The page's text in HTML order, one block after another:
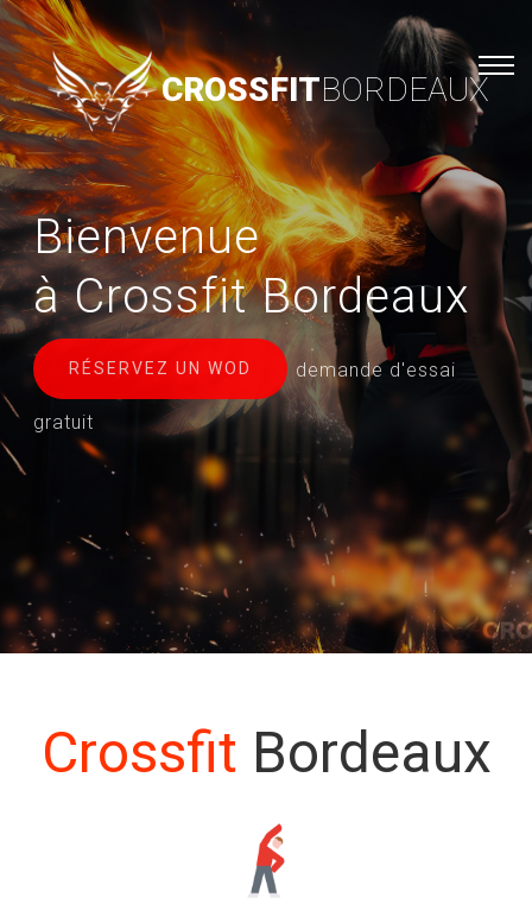
CROSSFITBORDEAUX
Bienvenue
à Crossfit Bordeaux
RÉSERVEZ UN WOD demande d'essai
gratuit
Crossfit Bordeaux